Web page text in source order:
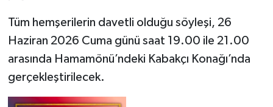
Tüm hemşerilerin davetli olduğu söyleşi, 26
Haziran 2026 Cuma günü saat 19.00 ile 21.00
arasında Hamamönü’ndeki Kabakçı Konağı’nda
gerçekleştirilecek.